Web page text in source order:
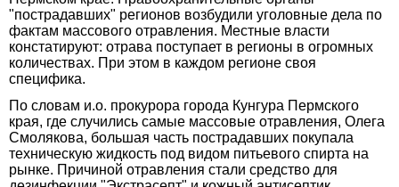
"пострадавших" регионов возбудили уголовные дела по
фактам массового отравления. Местные власти
констатируют: отрава поступает в регионы в огромных
количествах. При этом в каждом регионе своя
специфика.
По словам и.о. прокурора города Кунгура Пермского
края, где случились самые массовые отравления, Олега
Смолякова, большая часть пострадавших покупала
техническую жидкость под видом питьевого спирта на
рынке. Причиной отравления стали средство для